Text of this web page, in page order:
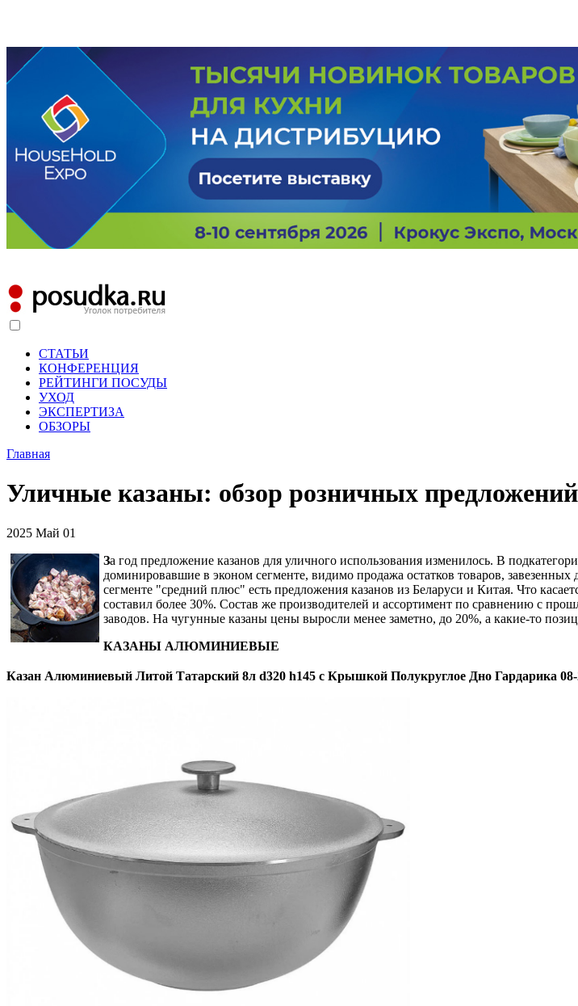
СТАТЬИ
КОНФЕРЕНЦИЯ
РЕЙТИНГИ ПОСУДЫ
УХОД
ЭКСПЕРТИЗА
ОБЗОРЫ
Главная
Уличные казаны: обзор розничных
2025 Май 01
За год предложение казанов для уличного использования изменилось. В
доминировавшие в эконом сегменте, видимо продажа остатков товаров,
сегменте "средний плюс" есть предложения казанов из Беларуси и Китая. Что
составил более 30%. Состав же производителей и ассортимент по сравнению с
заводов. На чугунные казаны цены выросли менее заметно, до 20%, а какие-то
КАЗАНЫ АЛЮМИНИЕВЫЕ
Казан Алюминиевый Литой Татарский 8л d320 h145 с Крышкой Полукруглое Дно Гардарика